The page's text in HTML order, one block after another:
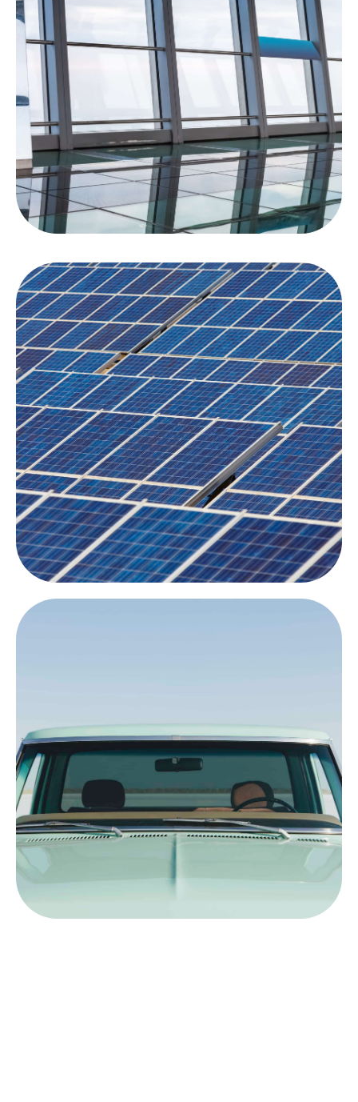
sanitaria, como inodoros, bidés, bañeras cerámicas,
duchas, lavabos y espejos, así como piscinas,
baldosas cerámicas y superficies cerámicas en
cocinas.
Acerca del sellado cerámico
También disponible si necesita mayor
durabilidad:
Sellador de alta calidad muy eficaz para vidrio y
cerámica. Perfectamente adecuado para todas las
superficies en las que se desee conseguir la mayor
durabilidad posible.
Sellado de vidrio y cerámica
aumento demostrado de la eficiencia de su sistema.
Para el sellado de sistemas solares